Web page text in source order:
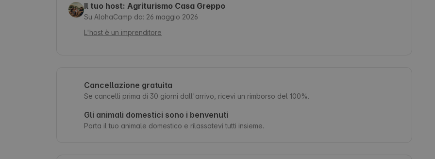
Il tuo host: Agriturismo Casa Greppo
Su AlohaCamp da: 26 maggio 2026
L'host è un imprenditore
Cancellazione gratuita
Se cancelli prima di 30 giorni dall'arrivo, ricevi un rimborso del 100%.
Gli animali domestici sono i benvenuti
Porta il tuo animale domestico e rilassatevi tutti insieme.